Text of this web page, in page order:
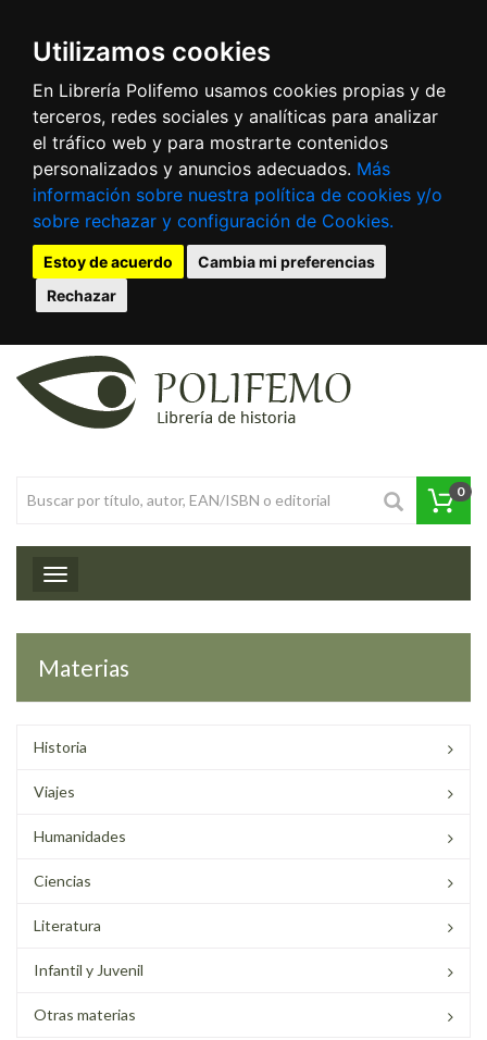
Utilizamos cookies
En Librería Polifemo usamos cookies propias y de
terceros, redes sociales y analíticas para analizar
el tráfico web y para mostrarte contenidos
personalizados y anuncios adecuados. Más
información sobre nuestra política de cookies y/o
sobre rechazar y configuración de Cookies.
Estoy de acuerdo
Cambia mi preferencias
Rechazar
0
Toggle navigation
Materias
Historia
Viajes
Humanidades
Ciencias
Literatura
Infantil y Juvenil
Otras materias